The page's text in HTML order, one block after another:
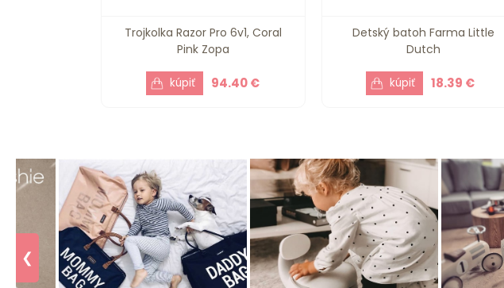
Trojkolka Razor Pro 6v1, Coral
Pink Zopa
94.40 €
Detský batoh Farma Little
Dutch
18.39 €
❮